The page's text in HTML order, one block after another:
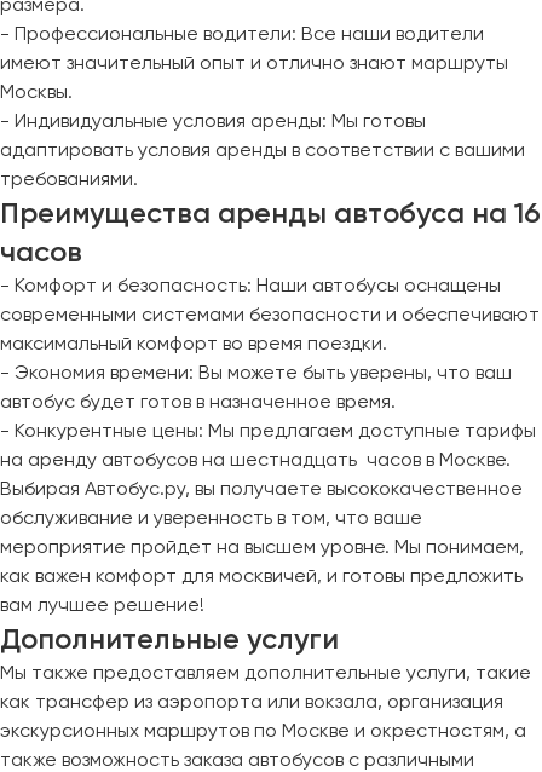
- Профессиональные водители: Все наши водители
имеют значительный опыт и отлично знают маршруты
Москвы.
- Индивидуальные условия аренды: Мы готовы
адаптировать условия аренды в соответствии с вашими
требованиями.
Преимущества аренды автобуса на 16
часов
- Комфорт и безопасность: Наши автобусы оснащены
современными системами безопасности и обеспечивают
максимальный комфорт во время поездки.
- Экономия времени: Вы можете быть уверены, что ваш
автобус будет готов в назначенное время.
- Конкурентные цены: Мы предлагаем доступные тарифы
на аренду автобусов на шестнадцать часов в Москве.
Выбирая Автобус.ру, вы получаете высококачественное
обслуживание и уверенность в том, что ваше
мероприятие пройдет на высшем уровне. Мы понимаем,
как важен комфорт для москвичей, и готовы предложить
вам лучшее решение!
Дополнительные услуги
Мы также предоставляем дополнительные услуги, такие
как трансфер из аэропорта или вокзала, организация
экскурсионных маршрутов по Москве и окрестностям, а
также возможность заказа автобусов с различными